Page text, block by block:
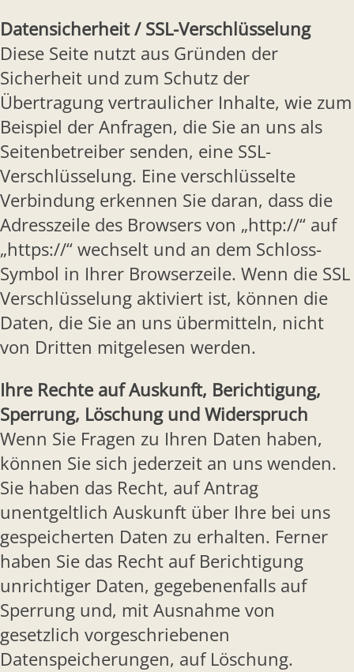
Datensicherheit / SSL-Verschlüsselung
Diese Seite nutzt aus Gründen der
Sicherheit und zum Schutz der
Übertragung vertraulicher Inhalte, wie zum
Beispiel der Anfragen, die Sie an uns als
Seitenbetreiber senden, eine SSL-
Verschlüsselung. Eine verschlüsselte
Verbindung erkennen Sie daran, dass die
Adresszeile des Browsers von „http://“ auf
„https://“ wechselt und an dem Schloss-
Symbol in Ihrer Browserzeile. Wenn die SSL
Verschlüsselung aktiviert ist, können die
Daten, die Sie an uns übermitteln, nicht
von Dritten mitgelesen werden.
Ihre Rechte auf Auskunft, Berichtigung,
Sperrung, Löschung und Widerspruch
Wenn Sie Fragen zu Ihren Daten haben,
können Sie sich jederzeit an uns wenden.
Sie haben das Recht, auf Antrag
unentgeltlich Auskunft über Ihre bei uns
gespeicherten Daten zu erhalten. Ferner
haben Sie das Recht auf Berichtigung
unrichtiger Daten, gegebenenfalls auf
Sperrung und, mit Ausnahme von
gesetzlich vorgeschriebenen
Datenspeicherungen, auf Löschung.